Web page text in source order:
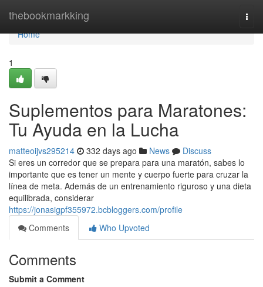
thebookmarkking
Home
Home
1
Suplementos para Maratones:
Tu Ayuda en la Lucha
matteoijvs295214 332 days ago News
Discuss
Si eres un corredor que se prepara para una maratón, sabes lo
importante que es tener un mente y cuerpo fuerte para cruzar la
línea de meta. Además de un entrenamiento riguroso y una dieta
equilibrada, considerar
https://jonasigpf355972.bcbloggers.com/profile
Comments
Who Upvoted
Comments
Submit a Comment